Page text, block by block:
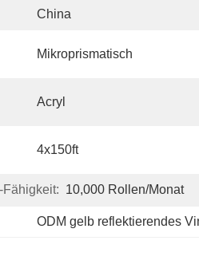
China
Mikroprismatisch
Acryl
4x150ft
10,000 Rollen/Monat
ODM gelb reflektierendes